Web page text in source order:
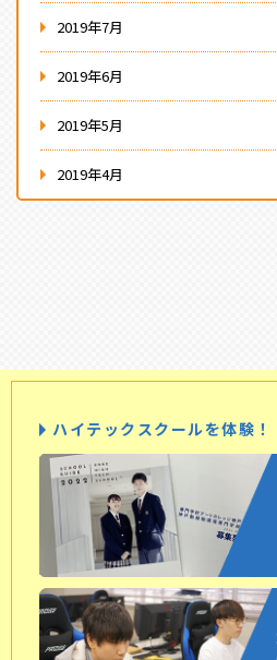
2019年7月
2019年6月
2019年5月
2019年4月
ハイテックスクールを体験！